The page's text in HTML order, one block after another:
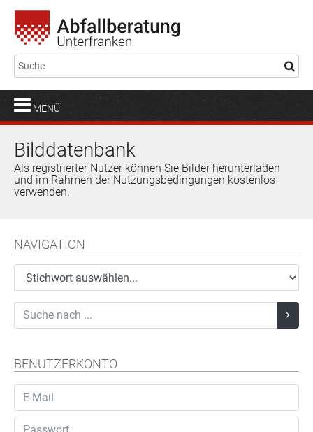
MENÜ
Bilddatenbank
Als registrierter Nutzer können Sie Bilder herunterladen
und im Rahmen der Nutzungsbedingungen kostenlos
verwenden.
NAVIGATION
BENUTZERKONTO